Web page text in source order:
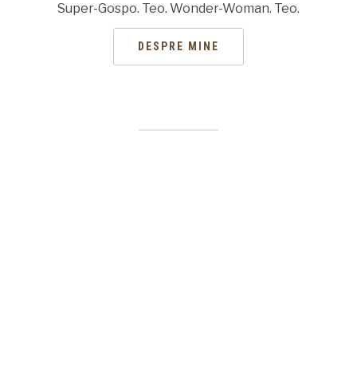
Super-Gospo. Teo. Wonder-Woman. Teo.
DESPRE MINE